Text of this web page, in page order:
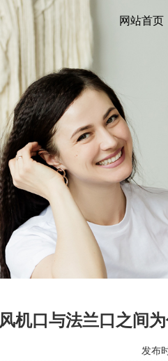
网站首页
风机口与法兰口之间
发布